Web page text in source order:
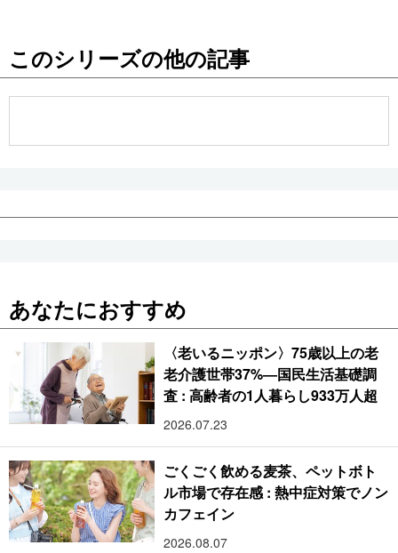
お知らせ
このシリーズの他の記事
あなたにおすすめ
〈老いるニッポン〉75歳以上の老
老介護世帯37%―国民生活基礎調
査 : 高齢者の1人暮らし933万人超
2026.07.23
ごくごく飲める麦茶、ペットボト
ル市場で存在感 : 熱中症対策でノン
カフェイン
2026.08.07